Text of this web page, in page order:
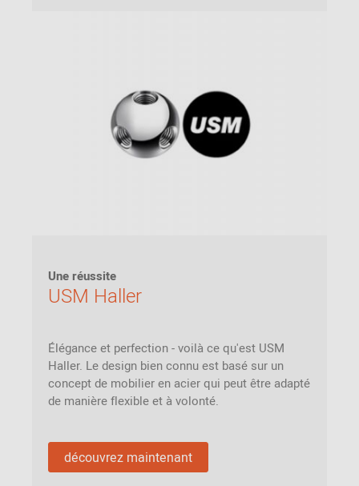
Une réussite
USM Haller
Élégance et perfection - voilà ce qu'est USM
Haller. Le design bien connu est basé sur un
concept de mobilier en acier qui peut être adapté
de manière flexible et à volonté.
découvrez maintenant